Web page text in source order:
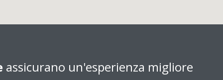
assicurano un'esperienza migliore